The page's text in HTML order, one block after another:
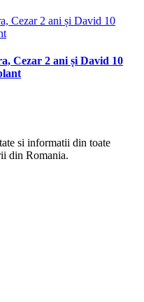
Cezar 2 ani și David 10
si informatii din toate
din Romania.